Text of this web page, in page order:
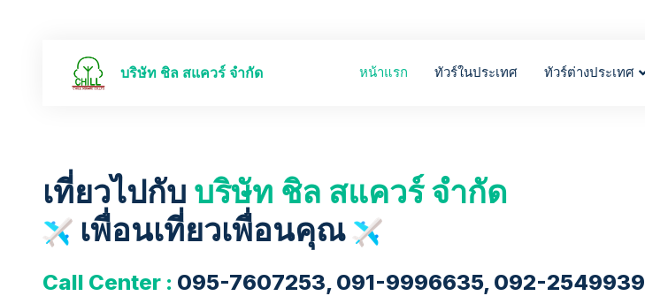
บริษัท ชิล สแควร์ จำกัด หน้าแรก ทัวร์ในประเทศ ทัวร์ต่างประเทศ
เที่ยวไปกับ บริษัท ชิล สแควร์ จำกัด
เพื่อนเที่ยวเพื่อนคุณ
Call Center : 095-7607253, 091-9996635, 092-2549939